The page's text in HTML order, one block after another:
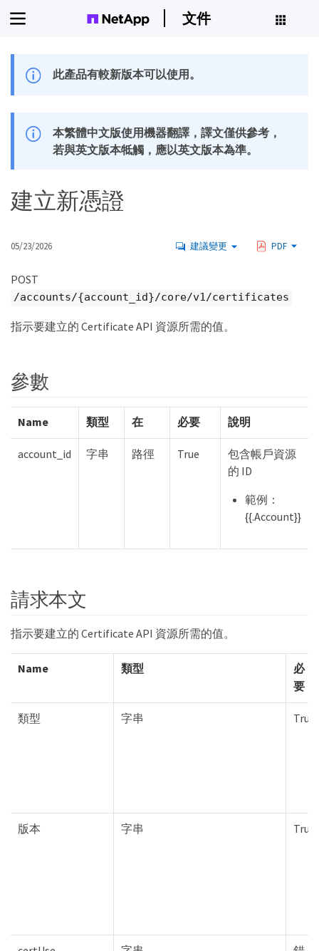
文件
此產品有較新版本可以使用。
本繁體中文版使用機器翻譯，譯文僅供參考，
若與英文版本牴觸，應以英文版本為準。
建立新憑證
05/23/2026 建議變更 PDF
POST
/accounts/{account_id}/core/v1/certificates
指示要建立的 Certificate API 資源所需的值。
參數
Name 類型 在 必要 說明
account_id 字串 路徑 True
包含帳戶資源
的 ID
範例：
{{.Account}}
請求本文
指示要建立的 Certificate API 資源所需的值。
Name 類型
必
要
類型 字串 True
版本 字串 True